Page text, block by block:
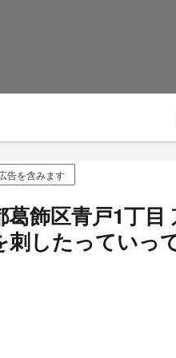
告を含みます
葛飾区青戸1丁
刺したっていっ